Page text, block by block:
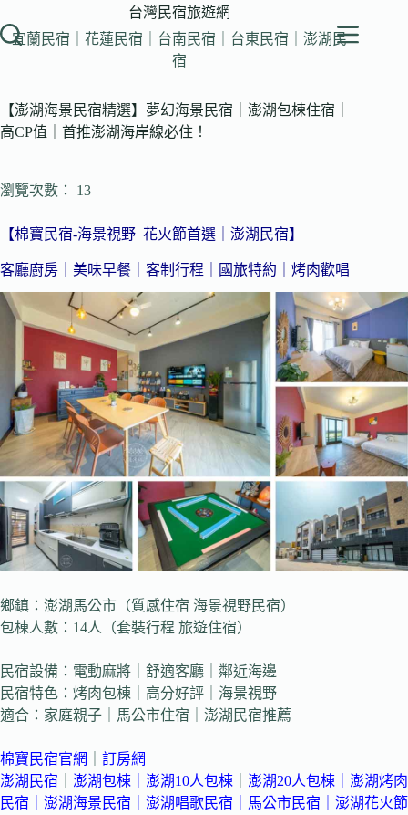
至
容
台灣民宿旅遊網
宜蘭民宿｜花蓮民宿｜台南民宿｜台東民宿｜澎湖民
宿
【澎湖海景民宿精選】夢幻海景民宿｜澎湖包棟住宿｜
高CP值｜首推澎湖海岸線必住！
瀏覽次數： 13
【棉寶民宿-海景視野 花火節首選｜澎湖民宿】
客廳廚房｜美味早餐｜客制行程｜國旅特約｜烤肉歡唱
鄉鎮：澎湖馬公市（質感住宿 海景視野民宿）
包棟人數：14人（套裝行程 旅遊住宿）
民宿設備：電動麻將｜舒適客廳｜鄰近海邊
民宿特色：烤肉包棟｜高分好評｜海景視野
適合：家庭親子｜馬公市住宿｜澎湖民宿推薦
棉寶民宿官網
訂房網
澎湖民宿
澎湖包棟 澎湖10人包棟 澎湖20人包棟
澎湖烤肉
民宿
澎湖海景民宿 澎湖唱歌民宿 馬公市民宿
澎湖花火節